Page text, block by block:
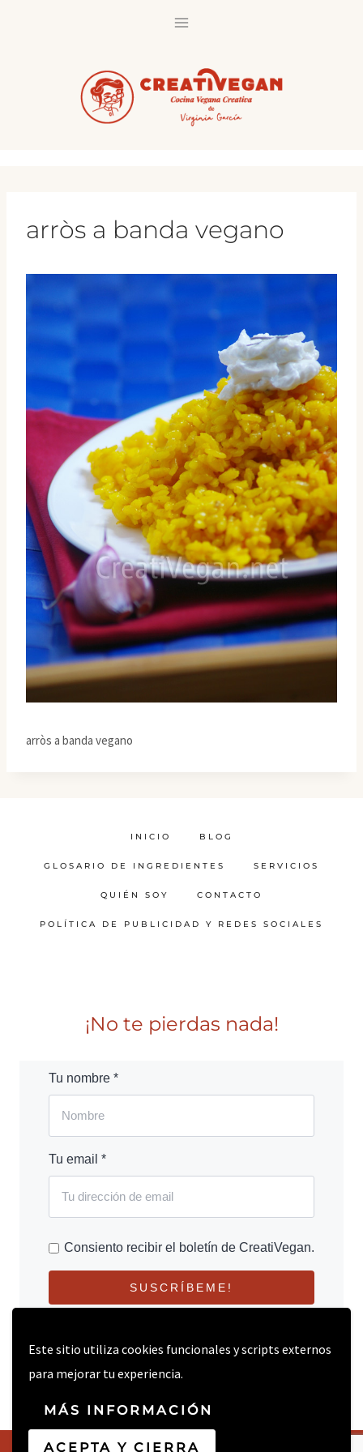
Este sitio utiliza cookies funcionales y scripts externos
para mejorar tu experiencia.
MÁS INFORMACIÓN
ACEPTA Y CIERRA
arròs a banda vegano
arròs a banda vegano
INICIO BLOG
GLOSARIO DE INGREDIENTES SERVICIOS
QUIÉN SOY CONTACTO
POLÍTICA DE PUBLICIDAD Y REDES SOCIALES
¡No te pierdas nada!
Tu nombre *
Tu email *
Consiento recibir el boletín de CreatiVegan.
SUSCRÍBEME!